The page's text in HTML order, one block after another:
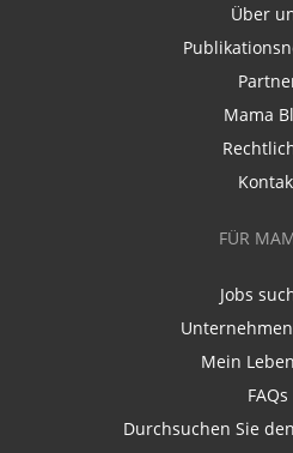
Über
Mama
FÜR
Jobs
Mein
FAQs
Durchsuchen Sie